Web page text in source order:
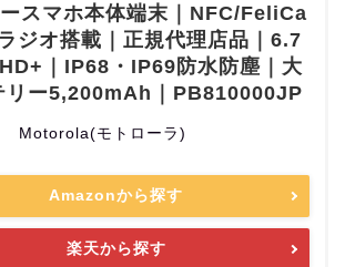
ースマホ本体端末｜NFC/FeliCa
ジオ搭載｜正規代理店品｜6.7
｜IP68・IP69防水防塵｜大
リー5,200mAh｜PB810000JP
Motorola(モトローラ)
Amazonから探す
楽天から探す